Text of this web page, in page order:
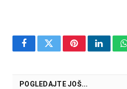
FacebookTwitterPinterest
POGLEDAJTE JOŠ...